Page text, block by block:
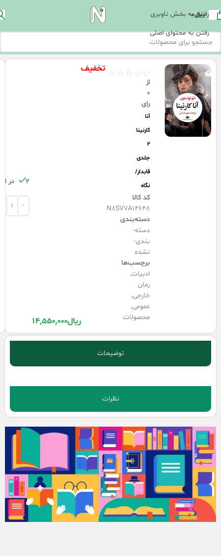
رفتن به بخش ناوبری
رفتن به محتوای اصلی
ریال0
از
0
رای
آنا
کارنینا
2
جلدی
قابدار/
نگاه
کد کالا
N8SV7A14648
دسته‌بندی
دسته-
بندی-
نشده
برچسب‌ها
ادبیات,
رمان
خارجی,
عمومی,
محصولات
تخفیف
ریال14,550,000
2 در انبار
توضیحات
نظرات